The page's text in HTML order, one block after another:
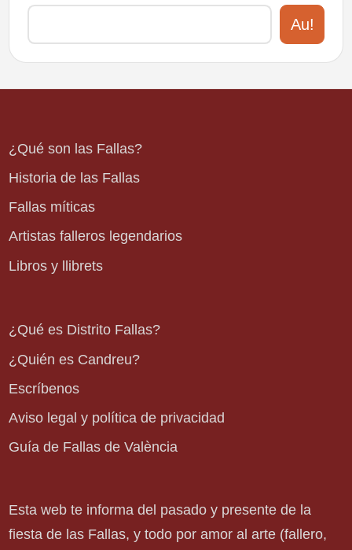
Au!
¿Qué son las Fallas?
Historia de las Fallas
Fallas míticas
Artistas falleros legendarios
Libros y llibrets
¿Qué es Distrito Fallas?
¿Quién es Candreu?
Escríbenos
Aviso legal y política de privacidad
Guía de Fallas de València
Esta web te informa del pasado y presente de la
fiesta de las Fallas, y todo por amor al arte (fallero,